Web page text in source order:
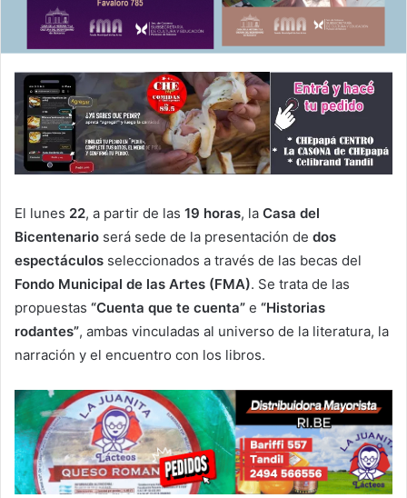
El lunes 22, a partir de las 19 horas, la Casa del
Bicentenario será sede de la presentación de dos
espectáculos seleccionados a través de las becas del
Fondo Municipal de las Artes (FMA). Se trata de las
propuestas “Cuenta que te cuenta” e “Historias
rodantes”, ambas vinculadas al universo de la literatura, la
narración y el encuentro con los libros.